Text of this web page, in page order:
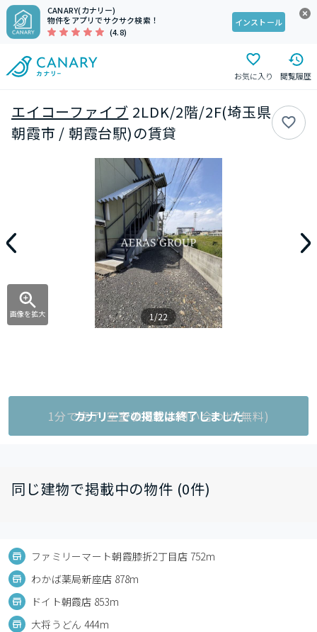
CANARY(カナリー)
物件をアプリでサクサク検索！
(4.8)
インストール
お気に入り 閲覧履歴
エイコーファイブ 2LDK/2階/2F(埼玉県
朝霞市 / 朝霞台駅)の賃貸
画像を拡大 1/22
1分で完了!空室状況をお問い合わせ(無料)
カナリーでの掲載は終了しました
同じ建物で掲載中の物件 (0件)
ファミリーマート朝霞膝折2丁目店 752m
わかば薬局新座店 878m
ドイト朝霞店 853m
大将うどん 444m